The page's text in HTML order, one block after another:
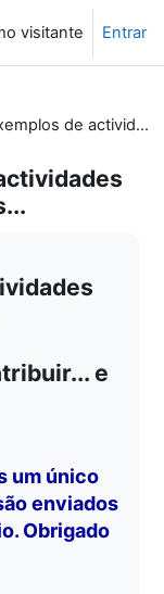
visitante Entrar
FÓRUM: Exemplos de actividades práticas e comentários...
e
um único
enviados
Obrigado